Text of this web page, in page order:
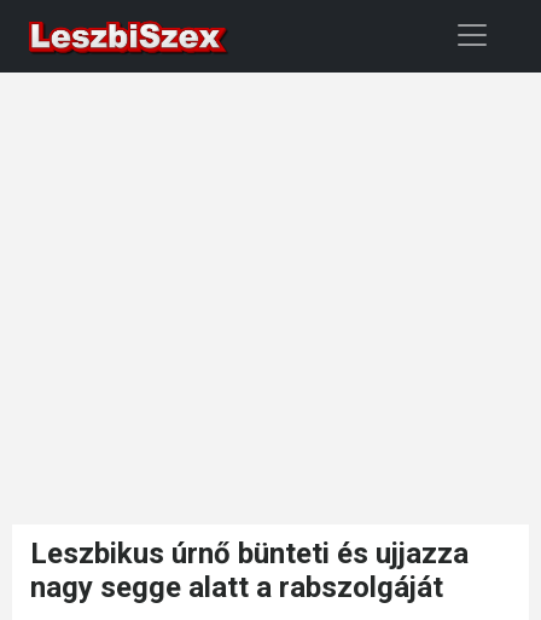
Leszbikus úrnő bünteti és ujjazza
nagy segge alatt a rabszolgáját